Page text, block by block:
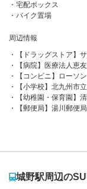
宅配ボックス
バイク置場
周辺情報
【ドラッグストア】
【病院】医療法人恵
【コンビニ】ローソ
【小学校】北九州市
【幼稚園・保育園】
【郵便局】湯川郵便
城野駅周辺の